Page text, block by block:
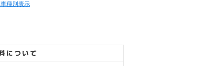
種別表示